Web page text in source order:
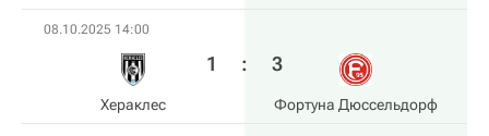
08.10.2025 14:00
Хераклес
1 : 3
Фортуна Дюссельдорф